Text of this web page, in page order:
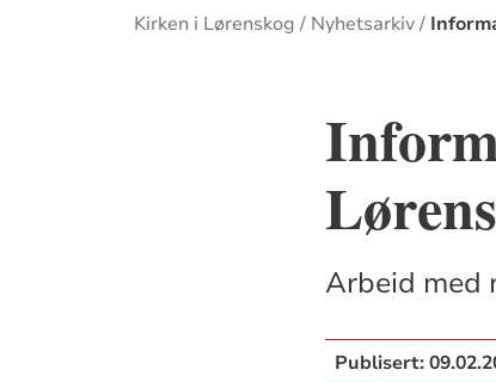
Brødsmulesti
Kirken i Lørenskog Nyhetsarkiv
Arbeid med
Publisert: